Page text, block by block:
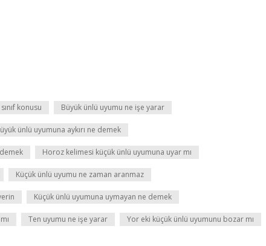
konusu Büyük ünlü uyumu ne işe yarar
ünlü uyumuna aykırı ne demek
Horoz kelimesi küçük ünlü uyumuna uyar mı
Küçük ünlü uyumu ne zaman aranmaz
Küçük ünlü uyumuna uymayan ne demek
Ten uyumu ne işe yarar Yor eki küçük ünlü uyumunu bozar mı